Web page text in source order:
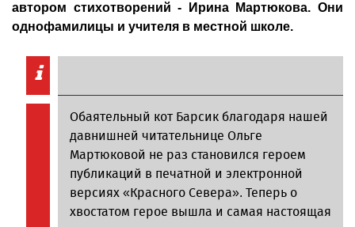
автором стихотворений - Ирина Мартюкова. Они
однофамилицы и учителя в местной школе.
Обаятельный кот Барсик благодаря нашей
давнишней читательнице Ольге
Мартюковой не раз становился героем
публикаций в печатной и электронной
версиях «Красного Севера». Теперь о
хвостатом герое вышла и самая настоящая